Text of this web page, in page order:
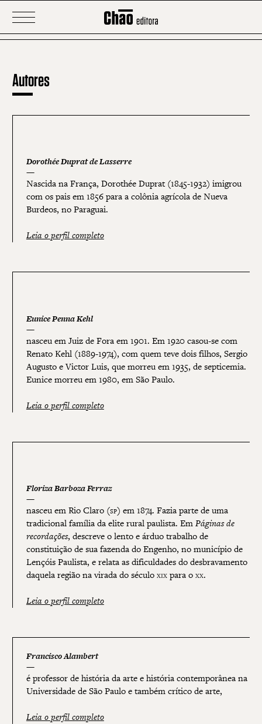
Autores
Dorothée Duprat de Lasserre
Nascida na França, Dorothée Duprat (1845-1932) imigrou
com os pais em 1856 para a colônia agrícola de Nueva
Burdeos, no Paraguai.
Leia o perfil completo
Eunice Penna Kehl
nasceu em Juiz de Fora em 1901. Em 1920 casou-se com
Renato Kehl (1889-1974), com quem teve dois filhos, Sergio
Augusto e Victor Luis, que morreu em 1935, de septicemia.
Eunice morreu em 1980, em São Paulo.
Leia o perfil completo
Floriza Barboza Ferraz
nasceu em Rio Claro (sp) em 1874. Fazia parte de uma
tradicional família da elite rural paulista. Em Páginas de
recordações, descreve o lento e árduo trabalho de
constituição de sua fazenda do Engenho, no município de
Lençóis Paulista, e relata as dificuldades do desbravamento
daquela região na virada do século xixpara o xx.
Leia o perfil completo
Francisco Alambert
é professor de história da arte e história contemporânea na
Universidade de São Paulo e também crítico de arte,
Leia o perfil completo